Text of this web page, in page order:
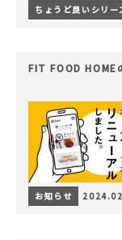
ちょうど良いシリー
FIT FOOD HOME
お知らせ